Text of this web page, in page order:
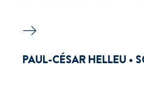
PAUL-CÉSAR HELLEU •